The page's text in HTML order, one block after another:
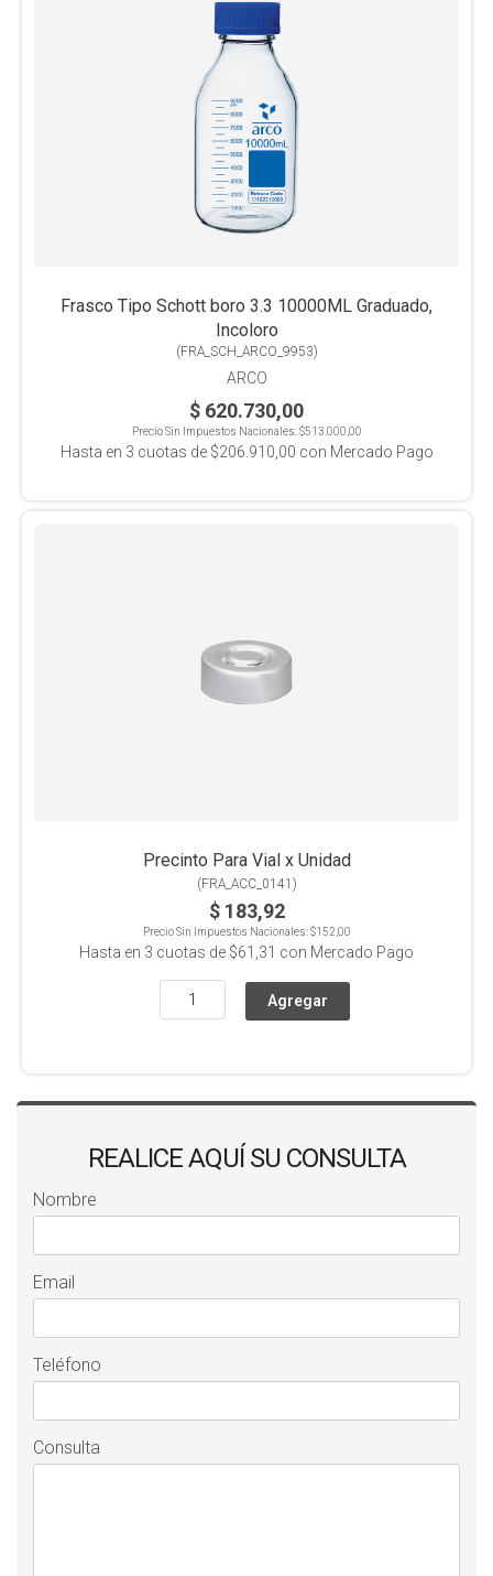
Frasco Tipo Schott boro 3.3 10000ML Graduado,
Incoloro
(FRA_SCH_ARCO_9953)
ARCO
$ 620.730,00
Precio Sin Impuestos Nacionales:$513.000,00
Hasta en 3 cuotas de $206.910,00 con Mercado Pago
Precinto Para Vial x Unidad
(FRA_ACC_0141 )
$ 183,92
Precio Sin Impuestos Nacionales:$152,00
Hasta en 3 cuotas de $61,31 con Mercado Pago
REALICE AQUÍ SU CONSULTA
Nombre
Email
Teléfono
Consulta